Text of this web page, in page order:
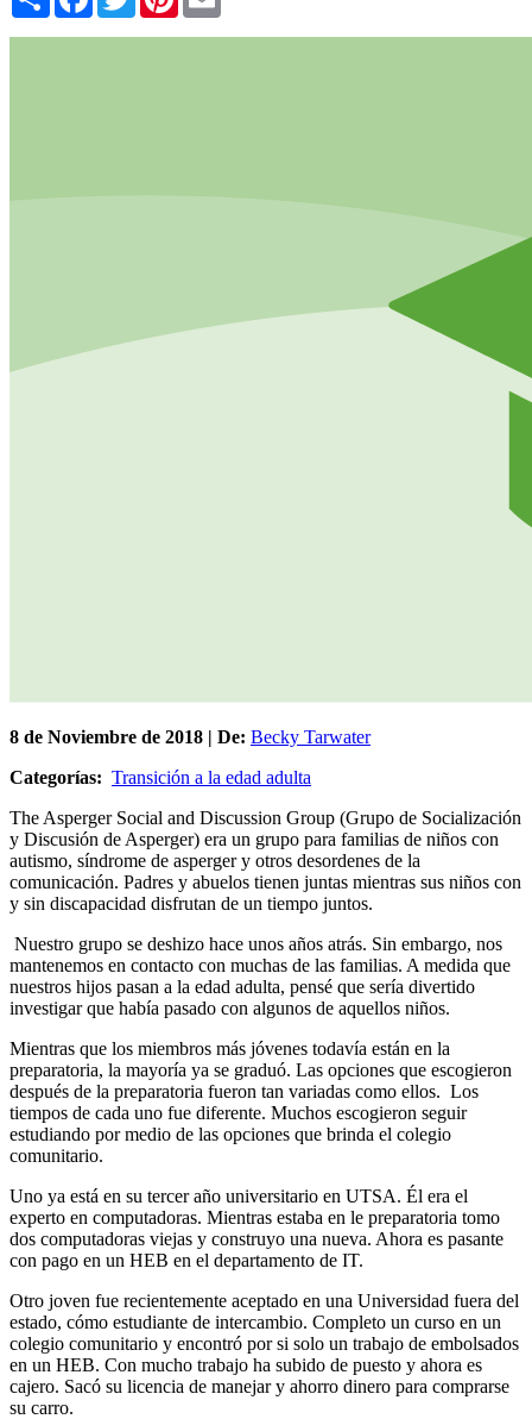
8 de Noviembre de 2018 | De: Becky Tarwater
Categorías: Transición a la edad adulta
The Asperger Social and Discussion Group (Grupo de Socialización
y Discusión de Asperger) era un grupo para familias de niños con
autismo, síndrome de asperger y otros desordenes de la
comunicación. Padres y abuelos tienen juntas mientras sus niños con
y sin discapacidad disfrutan de un tiempo juntos.
Nuestro grupo se deshizo hace unos años atrás. Sin embargo, nos
mantenemos en contacto con muchas de las familias. A medida que
nuestros hijos pasan a la edad adulta, pensé que sería divertido
investigar que había pasado con algunos de aquellos niños.
Mientras que los miembros más jóvenes todavía están en la
preparatoria, la mayoría ya se graduó. Las opciones que escogieron
después de la preparatoria fueron tan variadas como ellos. Los
tiempos de cada uno fue diferente. Muchos escogieron seguir
estudiando por medio de las opciones que brinda el colegio
comunitario.
Uno ya está en su tercer año universitario en UTSA. Él era el
experto en computadoras. Mientras estaba en le preparatoria tomo
dos computadoras viejas y construyo una nueva. Ahora es pasante
con pago en un HEB en el departamento de IT.
Otro joven fue recientemente aceptado en una Universidad fuera del
estado, cómo estudiante de intercambio. Completo un curso en un
colegio comunitario y encontró por si solo un trabajo de embolsados
en un HEB. Con mucho trabajo ha subido de puesto y ahora es
cajero. Sacó su licencia de manejar y ahorro dinero para comprarse
su carro.